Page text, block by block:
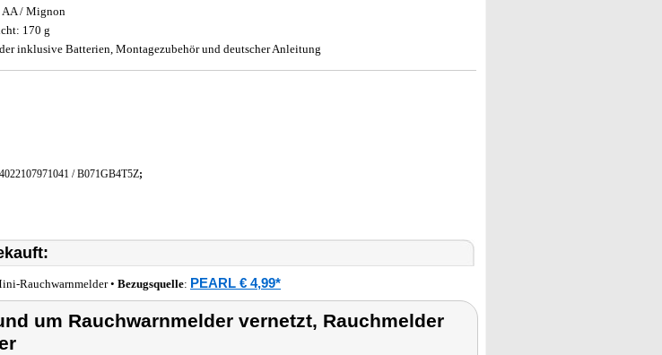
AA / Mignon
170 g
inklusive Batterien, Montagezubehör und deutscher Anleitung
4022107971041 /B071GB4T5Z;
Rauchwarnmelder • Bezugsquelle: PEARL € 4,99*
um Rauchwarnmelder vernetzt, Rauchmelder